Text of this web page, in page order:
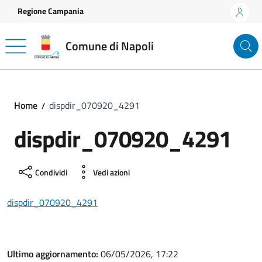
Vai ai contenuti
Vai al footer
Regione Campania
Comune di Napoli
Home dispdir_070920_4291
dispdir_070920_4291
Condividi Vedi azioni
dispdir_070920_4291
Ultimo aggiornamento: 06/05/2026, 17:22